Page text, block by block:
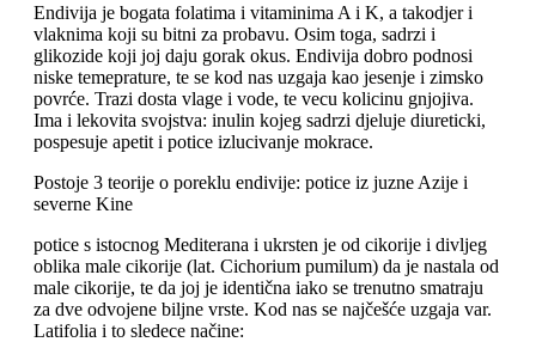
Endivija je bogata folatima i vitaminima A i K, a takodjer i
vlaknima koji su bitni za probavu. Osim toga, sadrzi i
glikozide koji joj daju gorak okus. Endivija dobro podnosi
niske temeprature, te se kod nas uzgaja kao jesenje i zimsko
povrće. Trazi dosta vlage i vode, te vecu kolicinu gnjojiva.
Ima i lekovita svojstva: inulin kojeg sadrzi djeluje diureticki,
pospesuje apetit i potice izlucivanje mokrace.
Postoje 3 teorije o poreklu endivije: potice iz juzne Azije i
severne Kine
potice s istocnog Mediterana i ukrsten je od cikorije i divljeg
oblika male cikorije (lat. Cichorium pumilum) da je nastala od
male cikorije, te da joj je identična iako se trenutno smatraju
za dve odvojene biljne vrste. Kod nas se najčešće uzgaja var.
Latifolia i to sledece načine: